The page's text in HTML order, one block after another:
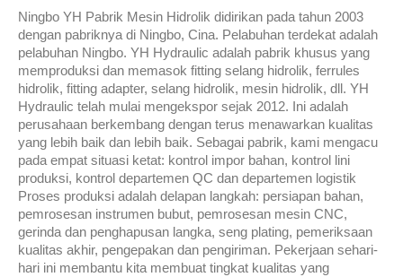
Ningbo YH Pabrik Mesin Hidrolik didirikan pada tahun 2003
dengan pabriknya di Ningbo, Cina. Pelabuhan terdekat adalah
pelabuhan Ningbo. YH Hydraulic adalah pabrik khusus yang
memproduksi dan memasok fitting selang hidrolik, ferrules
hidrolik, fitting adapter, selang hidrolik, mesin hidrolik, dll. YH
Hydraulic telah mulai mengekspor sejak 2012. Ini adalah
perusahaan berkembang dengan terus menawarkan kualitas
yang lebih baik dan lebih baik. Sebagai pabrik, kami mengacu
pada empat situasi ketat: kontrol impor bahan, kontrol lini
produksi, kontrol departemen QC dan departemen logistik
Proses produksi adalah delapan langkah: persiapan bahan,
pemrosesan instrumen bubut, pemrosesan mesin CNC,
gerinda dan penghapusan langka, seng plating, pemeriksaan
kualitas akhir, pengepakan dan pengiriman. Pekerjaan sehari-
hari ini membantu kita membuat tingkat kualitas yang